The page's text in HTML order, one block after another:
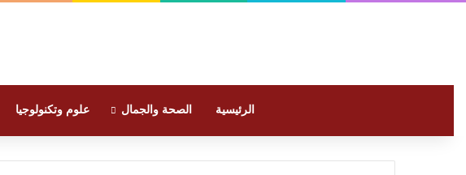
الرئيسية الصحة والجمال علوم وتكنولوجيا